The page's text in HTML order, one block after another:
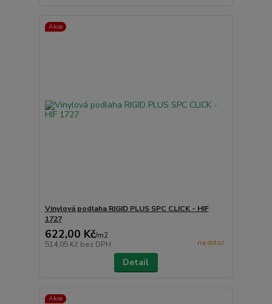
Akce
Vinylová podlaha RIGID PLUS SPC CLICK - HIF
1727
622,00 Kč/m2
514,05 Kč bez DPH na dotaz
Detail
Akce